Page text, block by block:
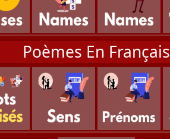
Poèmes En Français